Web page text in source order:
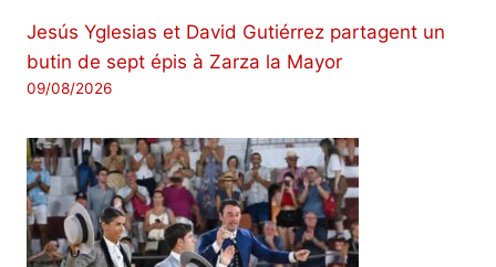
Jesús Yglesias et David Gutiérrez partagent un
butin de sept épis à Zarza la Mayor
09/08/2026